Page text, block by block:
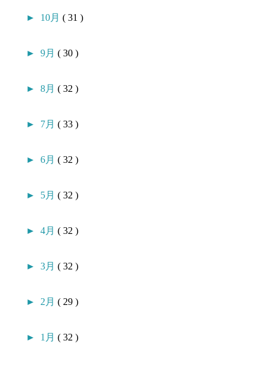
► 10月( 31 )
►9月( 30 )
►8月( 32 )
► 7月( 33 )
►6月( 32 )
► 5月( 32 )
►4月( 32 )
►3月( 32 )
► 2月( 29 )
► 1月( 32 )